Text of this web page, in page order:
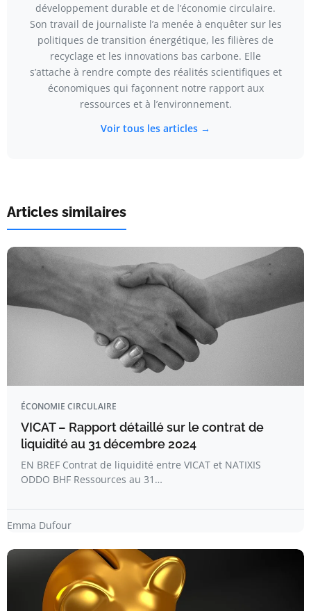
développement durable et de l’économie circulaire.
Son travail de journaliste l’a menée à enquêter sur les
politiques de transition énergétique, les filières de
recyclage et les innovations bas carbone. Elle
s’attache à rendre compte des réalités scientifiques et
économiques qui façonnent notre rapport aux
ressources et à l’environnement.
Voir tous les articles →
Articles similaires
ÉCONOMIE CIRCULAIRE
VICAT – Rapport détaillé sur le contrat de
liquidité au 31 décembre 2024
EN BREF Contrat de liquidité entre VICAT et NATIXIS
ODDO BHF Ressources au 31…
Emma Dufour